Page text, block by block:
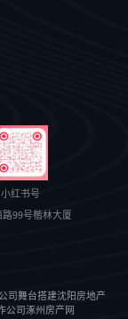
小红书号
99号楷林大厦
司舞台搭建沈阳房地产
公司涿州房产网